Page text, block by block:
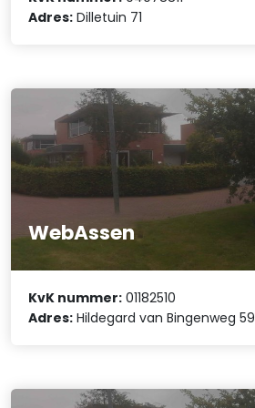
Adres: Dilletuin 71
WebAssen
KvK nummer: 01182510
Adres: Hildegard van Bingenweg 59